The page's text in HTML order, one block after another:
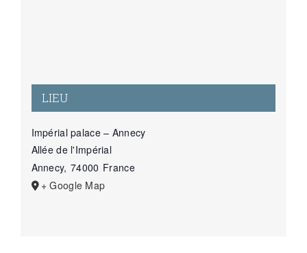
LIEU
Impérial palace – Annecy
Allée de l'Impérial
Annecy, 74000 France
+ Google Map